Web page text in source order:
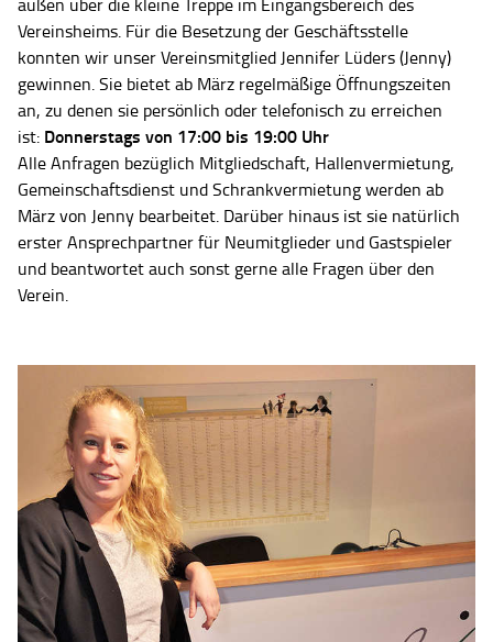
außen über die kleine Treppe im Eingangsbereich des
Vereinsheims. Für die Besetzung der Geschäftsstelle
konnten wir unser Vereinsmitglied Jennifer Lüders (Jenny)
gewinnen. Sie bietet ab März regelmäßige Öffnungszeiten
an, zu denen sie persönlich oder telefonisch zu erreichen
ist: Donnerstags von 17:00 bis 19:00 Uhr
Alle Anfragen bezüglich Mitgliedschaft, Hallenvermietung,
Gemeinschaftsdienst und Schrankvermietung werden ab
März von Jenny bearbeitet. Darüber hinaus ist sie natürlich
erster Ansprechpartner für Neumitglieder und Gastspieler
und beantwortet auch sonst gerne alle Fragen über den
Verein.